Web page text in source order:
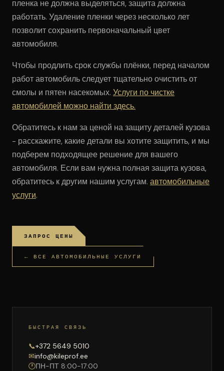
пленка не должна выделяться, защита должна
работать. Удаление пленки через несколько лет
позволит сохранить первоначальный цвет
автомобиля.
Чтобы продлить срок службы плёнки, перед началом
работ автомобиль следует тщательно очистить от
смолы и пятен насекомых. Услуги по чистке
автомобилей можно найти здесь.
Обратитесь к нам за ценой на защиту деталей кузова
- расскажите, какие детали вы хотите защитить, и мы
подберем подходящее решение для вашего
автомобиля. Если вам нужна полная защита кузова,
обратитесь к другим нашим услугам. автомобильные
услуги.
ЗАПРОС ЦЕНЫ
← ВСЕ АВТОМОБИЛЬНЫЕ УСЛУГИ
БЫСТРАЯ СВЯЗЬ
📞+372 5649 5010
✉info@kileprof.ee
🕐ПН-ПТ 8:00-17:00